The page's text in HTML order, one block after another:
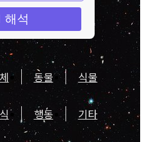
해석
동물 식물
행동 기타